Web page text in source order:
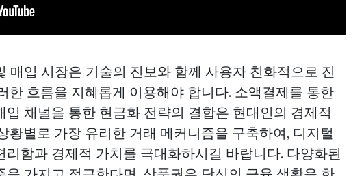
매입 시장은 기술의 진보와 함께 사용자 친화적으로 진
한 흐름을 지혜롭게 이용해야 합니다. 소액결제를 통한
채널을 통한 현금화 전략의 결합은 현대인의 경제적
황별로 가장 유리한 거래 메커니즘을 구축하여, 디지털
함과 경제적 가치를 극대화하시길 바랍니다. 다양화된